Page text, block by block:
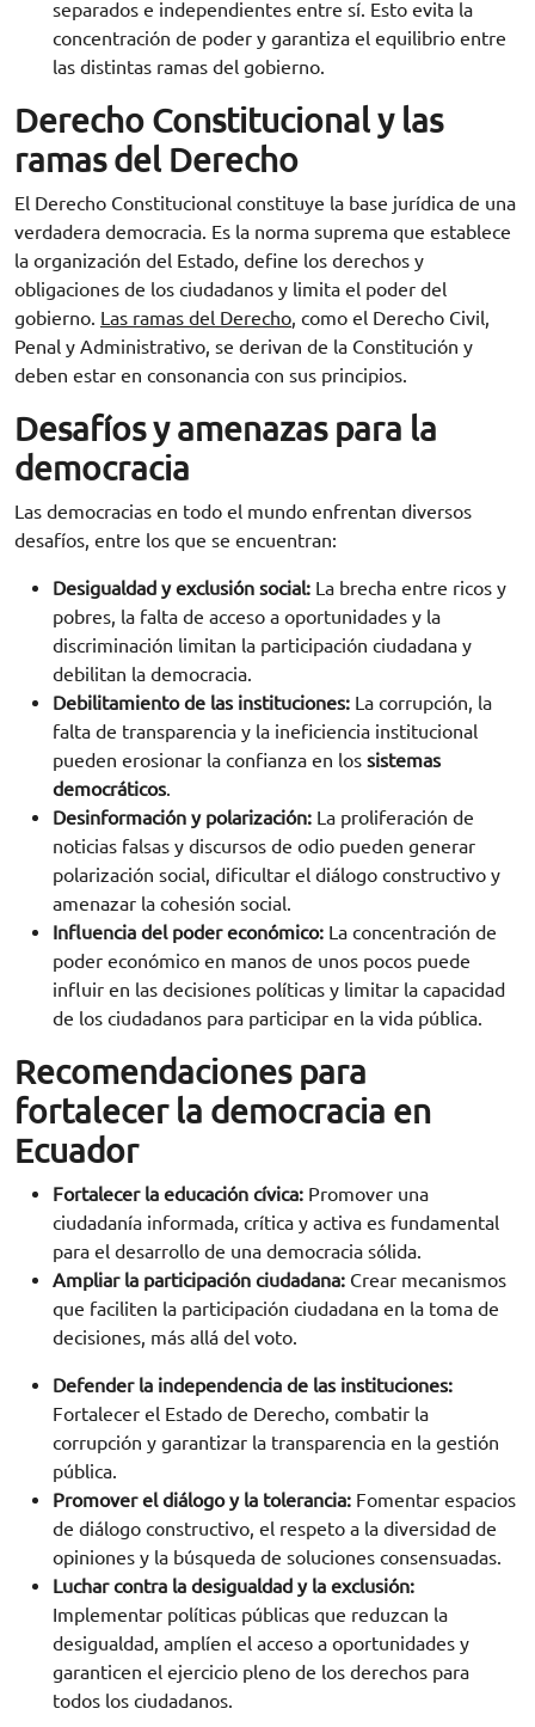
separados e independientes entre sí. Esto evita la
concentración de poder y garantiza el equilibrio entre
las distintas ramas del gobierno.
Derecho Constitucional y las
ramas del Derecho
El Derecho Constitucional constituye la base jurídica de una
verdadera democracia. Es la norma suprema que establece
la organización del Estado, define los derechos y
obligaciones de los ciudadanos y limita el poder del
gobierno. Las ramas del Derecho, como el Derecho Civil,
Penal y Administrativo, se derivan de la Constitución y
deben estar en consonancia con sus principios.
Desafíos y amenazas para la
democracia
Las democracias en todo el mundo enfrentan diversos
desafíos, entre los que se encuentran:
Desigualdad y exclusión social: La brecha entre ricos y
pobres, la falta de acceso a oportunidades y la
discriminación limitan la participación ciudadana y
debilitan la democracia.
Debilitamiento de las instituciones: La corrupción, la
falta de transparencia y la ineficiencia institucional
pueden erosionar la confianza en los sistemas
democráticos.
Desinformación y polarización: La proliferación de
noticias falsas y discursos de odio pueden generar
polarización social, dificultar el diálogo constructivo y
amenazar la cohesión social.
Influencia del poder económico: La concentración de
poder económico en manos de unos pocos puede
influir en las decisiones políticas y limitar la capacidad
de los ciudadanos para participar en la vida pública.
Recomendaciones para
fortalecer la democracia en
Ecuador
Fortalecer la educación cívica: Promover una
ciudadanía informada, crítica y activa es fundamental
para el desarrollo de una democracia sólida.
Ampliar la participación ciudadana: Crear mecanismos
que faciliten la participación ciudadana en la toma de
decisiones, más allá del voto.
Defender la independencia de las instituciones:
Fortalecer el Estado de Derecho, combatir la
corrupción y garantizar la transparencia en la gestión
pública.
Promover el diálogo y la tolerancia: Fomentar espacios
de diálogo constructivo, el respeto a la diversidad de
opiniones y la búsqueda de soluciones consensuadas.
Luchar contra la desigualdad y la exclusión:
Implementar políticas públicas que reduzcan la
desigualdad, amplíen el acceso a oportunidades y
garanticen el ejercicio pleno de los derechos para
todos los ciudadanos.